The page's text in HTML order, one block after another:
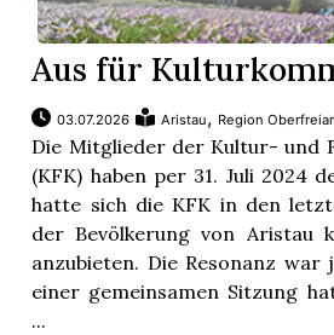
Aus für
03.07.2026 Aristau, Region
Die Mitglieder der Kultur- und
(KFK) haben per 31. Juli 2024
hatte sich die KFK in den
der Bevölkerung von Aristau
anzubieten. Die Resonanz war
einer gemeinsamen Sitzung
...